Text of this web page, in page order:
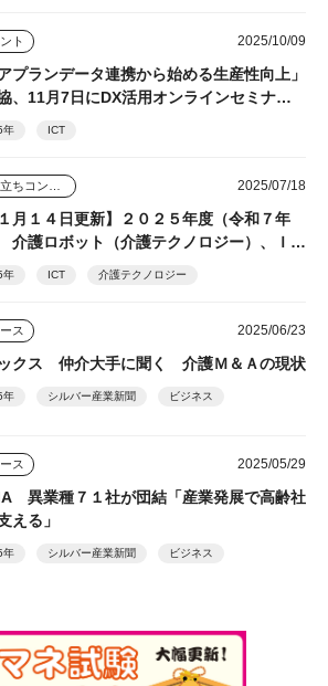
ト 2025/10/09
アプランデータ連携から始める生産性向上」
、11月7日にDX活用オンラインセミナー
年 ICT
2025/07/18
１月１４日更新】２０２５年度（令和７年
護ロボット（介護テクノロジー）、ＩＣ
連補助事業 都道府県の実施状況（随時更
年 ICT 介護テクノロジー
ス 2025/06/23
ックス 仲介大手に聞く 介護Ｍ＆Ａの現状
年 シルバー産業新聞 ビジネス
ス 2025/05/29
異業種７１社が団結「産業発展で高齢社
える」
年 シルバー産業新聞 ビジネス